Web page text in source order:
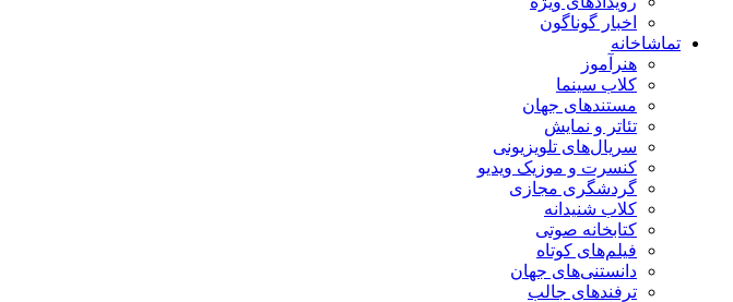
اخبار گوناگون
تماشاخانه
هنرآموز
کلاب سینما
مستندهای جهان
تئاتر و نمایش
سریال‌های تلویزیونی
کنسرت و موزیک ویدیو
گردشگری مجازی
کلاب شنیدانه
کتابخانه صوتی
فیلم‌های کوتاه
دانستنی‌های جهان
ترفندهای جالب